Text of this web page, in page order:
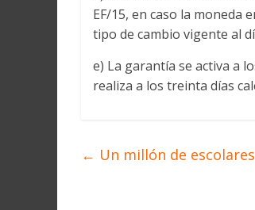
EF/15, en caso la moneda
tipo de cambio vigente al
e) La garantía se activa a
realiza a los treinta días
← Un millón de